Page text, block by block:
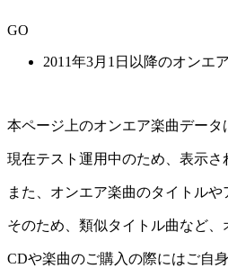
GO
2011年3月1日以降のオンエ
本ページ上のオンエア楽曲データ
現在テスト運用中のため、表示さ
また、オンエア楽曲のタイトル
そのため、類似タイトル曲など
CDや楽曲のご購入の際にはご自